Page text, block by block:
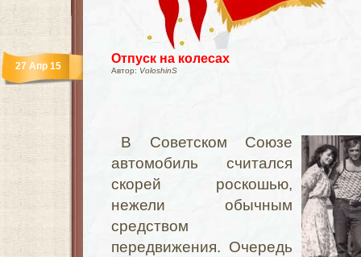
Отпуск на колесах
Автор: VoloshinS
27 Апр 15
В Советском Союзе
автомобиль считался
скорей роскошью,
нежели обычным
средством
передвижения. Очередь